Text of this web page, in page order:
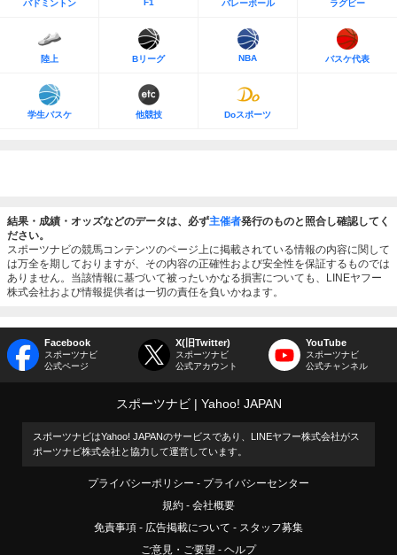
バドミントン F1 バレーボール ラグビー
陸上 Bリーグ NBA バスケ代表
学生バスケ 他競技 Doスポーツ
結果・成績・オッズなどのデータは、必ず主催者発行のものと照合し確認してく
ださい。
スポーツナビの競馬コンテンツのページ上に掲載されている情報の内容に関して
は万全を期しておりますが、その内容の正確性および安全性を保証するものでは
ありません。当該情報に基づいて被ったいかなる損害についても、LINEヤフー
株式会社および情報提供者は一切の責任を負いかねます。
Facebook
スポーツナビ
公式ページ
X(旧Twitter)
スポーツナビ
公式アカウント
YouTube
スポーツナビ
公式チャンネル
スポーツナビ Yahoo! JAPAN
スポーツナビはYahoo! JAPANのサービスであり、LINEヤフー株式会社がス
ポーツナビ株式会社と協力して運営しています。
プライバシーポリシー
プライバシーセンター
規約
会社概要
免責事項
広告掲載について
スタッフ募集
ご意見・ご要望
ヘルプ